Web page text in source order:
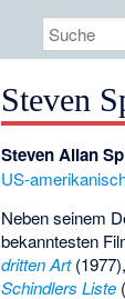
Steven
Steven Allan
US-
Neben seinem
bekanntesten
dritten Art(1977),
Schindlers Liste